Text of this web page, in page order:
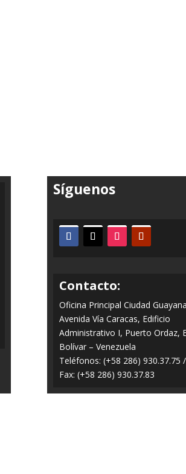
Síguenos
Contacto:
Oficina Principal Ciudad Guayana
Avenida Vía Caracas, Edificio
Administrativo I, Puerto Ordaz,
Bolívar – Venezuela
Teléfonos: (+58 286) 930.37.75
Fax: (+58 286) 930.37.83